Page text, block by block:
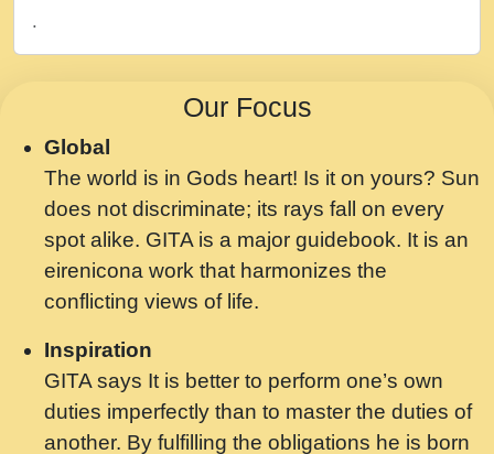
Chahe Ram Ho Chahe Shyam Ho.mp3
मझ अपन जवन बनन न आय, रठ हर क मनन न आय
Shri ravinandan shastri ji maharaj.mp3
मन अशांत मंत्र जाप - गीता प्रेरणा -Swami
Gyananand Ji Maharaj.mp3
मन बध लय परम वल कगन Special Shyam
Saawariya.mp3
मर गनय न अपरध लडडल शर रध.... Shri
ravinandan shastri ji maharaj.mp3
.
Our Focus
Global
The world is in Gods heart! Is it on yours? Sun
does not discriminate; its rays fall on every
spot alike. GITA is a major guidebook. It is an
eirenicona work that harmonizes the
conflicting views of life.
Inspiration
GITA says It is better to perform one’s own
duties imperfectly than to master the duties of
another. By fulfilling the obligations he is born